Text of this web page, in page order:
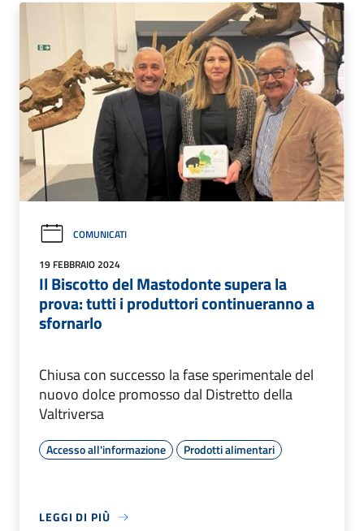
COMUNICATI
19 FEBBRAIO 2024
Il Biscotto del Mastodonte supera la
prova: tutti i produttori continueranno a
sfornarlo
Chiusa con successo la fase sperimentale del
nuovo dolce promosso dal Distretto della
Valtriversa
Accesso all'informazione Prodotti alimentari
LEGGI DI PIÙ